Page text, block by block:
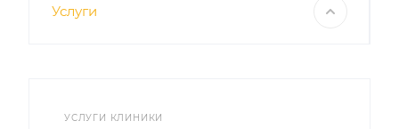
Услуги
УСЛУГИ КЛИНИКИ